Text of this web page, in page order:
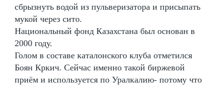
сбрызнуть водой из пульверизатора и присыпать
мукой через сито.
Национальный фонд Казахстана был основан в
2000 году.
Голом в составе каталонского клуба отметился
Боян Кркич. Сейчас именно такой биржевой
приём и используется по Уралкалию- потому что